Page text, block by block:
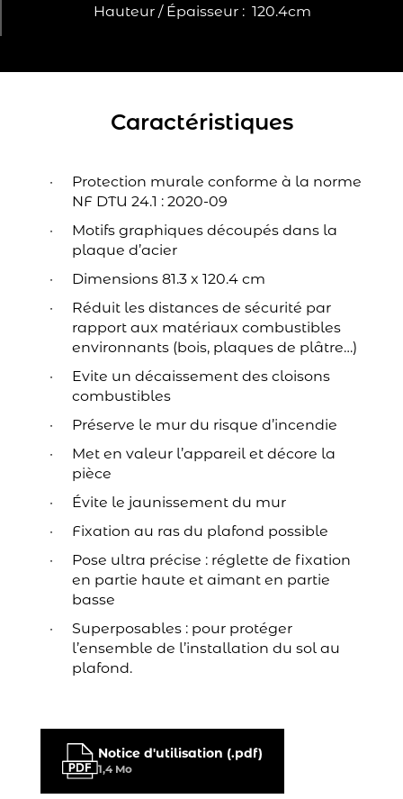
Hauteur / Épaisseur : 120.4cm
Caractéristiques
Protection murale conforme à la norme
NF DTU 24.1 : 2020-09
Motifs graphiques découpés dans la
plaque d’acier
Dimensions 81.3 x 120.4 cm
Réduit les distances de sécurité par
rapport aux matériaux combustibles
environnants (bois, plaques de plâtre…)
Evite un décaissement des cloisons
combustibles
Préserve le mur du risque d’incendie
Met en valeur l’appareil et décore la
pièce
Évite le jaunissement du mur
Fixation au ras du plafond possible
Pose ultra précise : réglette de fixation
en partie haute et aimant en partie
basse
Superposables : pour protéger
l’ensemble de l’installation du sol au
plafond.
Notice d'utilisation (.pdf)
1,4 Mo